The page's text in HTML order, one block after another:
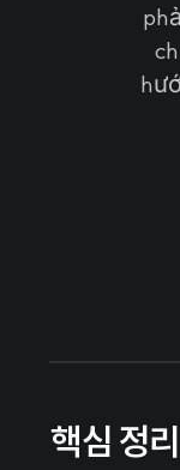
핵심 정리